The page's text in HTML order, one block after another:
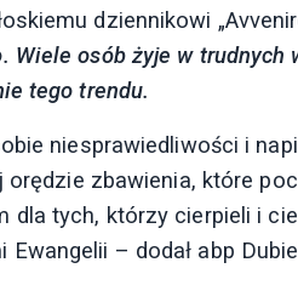
dziennikowi
Wiele osób żyje w
tego trendu.
niesprawiedliwości i
orędzie zbawienia, które
dla tych, którzy cierpieli i
– dodał abp